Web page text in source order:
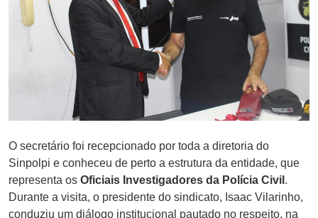
O secretário foi recepcionado por toda a diretoria do
Sinpolpi e conheceu de perto a estrutura da entidade, que
representa os Oficiais Investigadores da Polícia Civil .
Durante a visita, o presidente do sindicato, Isaac Vilarinho,
conduziu um diálogo institucional pautado no respeito, na